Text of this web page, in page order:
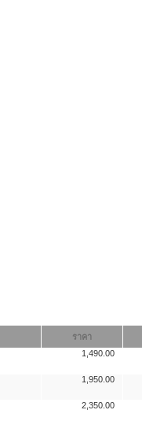
ราคา
1,490.00
1,950.00
2,350.00